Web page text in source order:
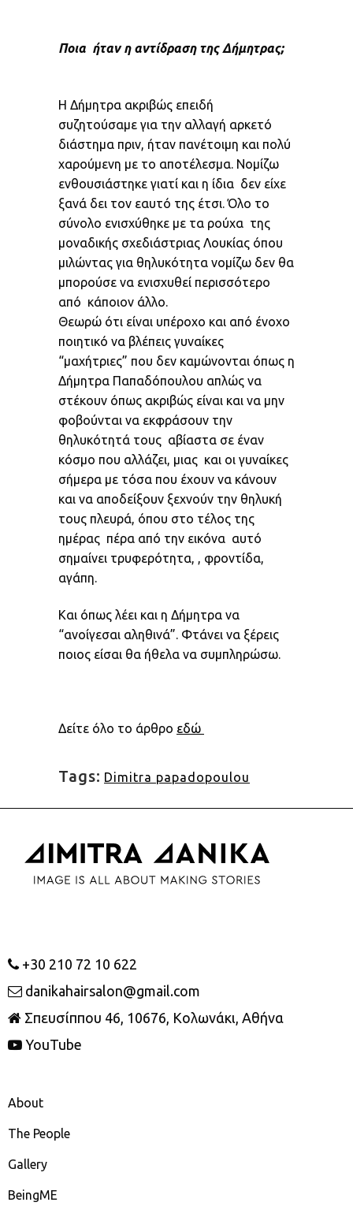
Ποια ήταν η αντίδραση της Δήμητρας;
Η Δήμητρα ακριβώς επειδή
συζητούσαμε για την αλλαγή αρκετό
διάστημα πριν, ήταν πανέτοιμη και πολύ
χαρούμενη με το αποτέλεσμα. Νομίζω
ενθουσιάστηκε γιατί και η ίδια δεν είχε
ξανά δει τον εαυτό της έτσι. Όλο το
σύνολο ενισχύθηκε με τα ρούχα της
μοναδικής σχεδιάστριας Λουκίας όπου
μιλώντας για θηλυκότητα νομίζω δεν θα
μπορούσε να ενισχυθεί περισσότερο
από κάποιον άλλο.
Θεωρώ ότι είναι υπέροχο και από ένοχο
ποιητικό να βλέπεις γυναίκες
“μαχήτριες” που δεν καμώνονται όπως η
Δήμητρα Παπαδόπουλου απλώς να
στέκουν όπως ακριβώς είναι και να μην
φοβούνται να εκφράσουν την
θηλυκότητά τους αβίαστα σε έναν
κόσμο που αλλάζει, μιας και οι γυναίκες
σήμερα με τόσα που έχουν να κάνουν
και να αποδείξουν ξεχνούν την θηλυκή
τους πλευρά, όπου στο τέλος της
ημέρας πέρα από την εικόνα αυτό
σημαίνει τρυφερότητα, , φροντίδα,
αγάπη.
Και όπως λέει και η Δήμητρα να
“ανοίγεσαι αληθινά”. Φτάνει να ξέρεις
ποιος είσαι θα ήθελα να συμπληρώσω.
Δείτε όλο το άρθρο εδώ
Tags: Dimitra papadopoulou
+30 210 72 10 622
danikahairsalon@gmail.com
Σπευσίππου 46, 10676, Κολωνάκι, Αθήνα
YouTube
About
The People
Gallery
BeingME